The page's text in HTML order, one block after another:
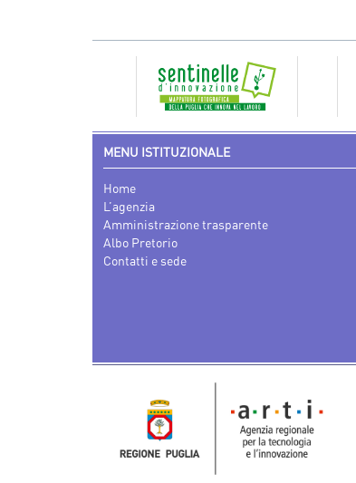
MENU ISTITUZIONALE
Home
L’agenzia
Amministrazione trasparente
Albo Pretorio
Contatti e sede